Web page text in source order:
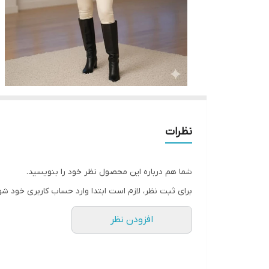
نظرات
شما هم درباره این محصول نظر خود را بنویسید.
برای ثبت نظر، لازم است ابتدا وارد حساب کاربری خود
افزودن نظر